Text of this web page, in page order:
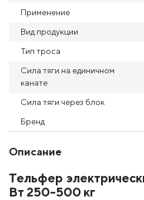
Применение
Вид продукции
Тип троса
Сила тяги на единичном
канате
Сила тяги через блок
Бренд
Описание
Тельфер
Вт 250-500 кг